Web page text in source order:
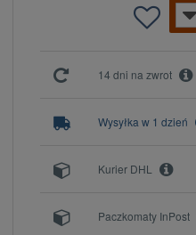
14 dni na zwrot
Wysyłka w 1 dzień
Kurier DHL
Paczkomaty InPost